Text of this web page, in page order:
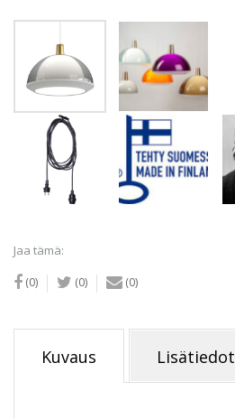
Jaa tämä:
(0) (0) (0)
Kuvaus Lisätiedot